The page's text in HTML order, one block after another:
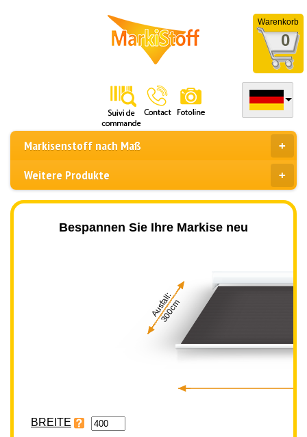
Warenkorb
0
Markisenstoff nach Maß
Weitere Produkte
Bespannen Sie Ihre Markise neu
Ausfall:
300cm
BREITE